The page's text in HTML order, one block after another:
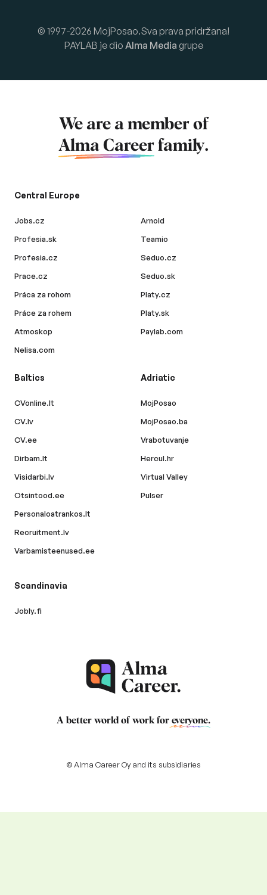
© 1997-2026 MojPosao.Sva prava pridržana!
PAYLAB je dio Alma Media grupe
We are a member of
Alma Career family.
Central Europe
Jobs.cz
Profesia.sk
Profesia.cz
Prace.cz
Práca za rohom
Práce za rohem
Atmoskop
Nelisa.com
Arnold
Teamio
Seduo.cz
Seduo.sk
Platy.cz
Platy.sk
Paylab.com
Baltics
CVonline.lt
CV.lv
CV.ee
Dirbam.lt
Visidarbi.lv
Otsintood.ee
Personaloatrankos.lt
Recruitment.lv
Varbamisteenused.ee
Adriatic
MojPosao
MojPosao.ba
Vrabotuvanje
Hercul.hr
Virtual Valley
Pulser
Scandinavia
Jobly.fi
A better world of work for everyone.
© Alma Career Oy and its subsidiaries